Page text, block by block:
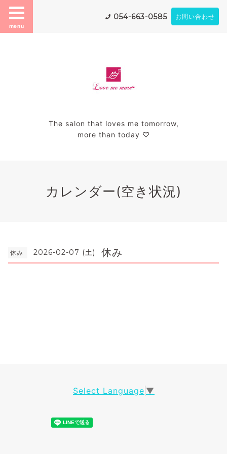
menu
054-663-0585 お問い合わせ
The salon that loves me tomorrow,
more than today ♡
カレンダー(空き状況)
休み 2026-02-07 (土) 休み
Select Language ▼